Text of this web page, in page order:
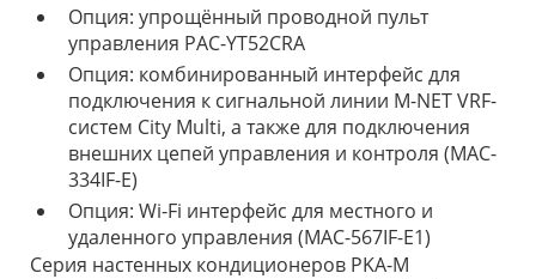
Опция: упрощённый проводной пульт
управления PAC-YT52CRA
Опция: комбинированный интерфейс для
подключения к сигнальной линии M-NET VRF-
систем City Multi, а также для подключения
внешних цепей управления и контроля (MAC-
334IF-E)
Опция: Wi-Fi интерфейс для местного и
удаленного управления (MAC-567IF-E1)
Серия настенных кондиционеров PKA-M